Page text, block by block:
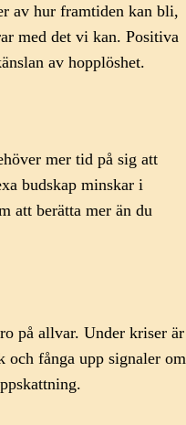
av hur framtiden kan bli,
med det vi kan. Positiva
av hopplöshet.
mer tid på sig att
budskap minskar i
att berätta mer än du
på allvar. Under kriser är
fånga upp signaler om